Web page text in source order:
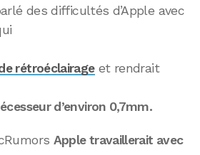
des difficultés d’Apple avec
rétroéclairageet rendrait
d’environ 0,7mm.
Apple travaillerait avec